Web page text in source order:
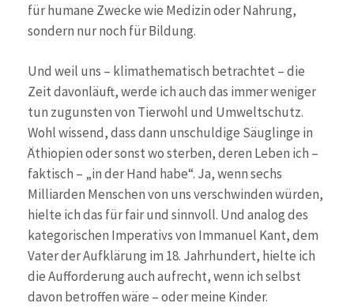
für humane Zwecke wie Medizin oder Nahrung,
sondern nur noch für Bildung.
Und weil uns – klimathematisch betrachtet – die
Zeit davonläuft, werde ich auch das immer weniger
tun zugunsten von Tierwohl und Umweltschutz.
Wohl wissend, dass dann unschuldige Säuglinge in
Äthiopien oder sonst wo sterben, deren Leben ich –
faktisch – „in der Hand habe“. Ja, wenn sechs
Milliarden Menschen von uns verschwinden würden,
hielte ich das für fair und sinnvoll. Und analog des
kategorischen Imperativs von Immanuel Kant, dem
Vater der Aufklärung im 18. Jahrhundert, hielte ich
die Aufforderung auch aufrecht, wenn ich selbst
davon betroffen wäre – oder meine Kinder.